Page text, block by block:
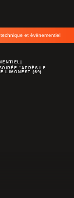
et événementiel
“APRÈS LE
LIMONEST (69)